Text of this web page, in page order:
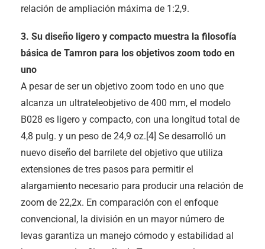
relación de ampliación máxima de 1:2,9.
3. Su diseño ligero y compacto muestra la filosofía
básica de Tamron para los objetivos zoom todo en
uno
A pesar de ser un objetivo zoom todo en uno que
alcanza un ultrateleobjetivo de 400 mm, el modelo
B028 es ligero y compacto, con una longitud total de
4,8 pulg. y un peso de 24,9 oz.[4] Se desarrolló un
nuevo diseño del barrilete del objetivo que utiliza
extensiones de tres pasos para permitir el
alargamiento necesario para producir una relación de
zoom de 22,2x. En comparación con el enfoque
convencional, la división en un mayor número de
levas garantiza un manejo cómodo y estabilidad al